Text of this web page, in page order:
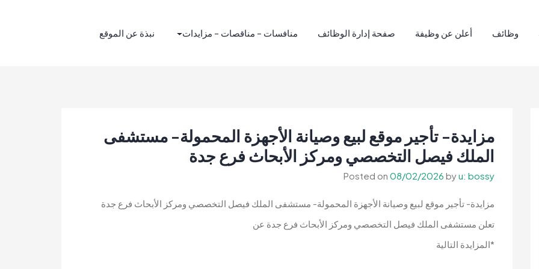
وظائف أعلن عن وظيفة صفحة إدارة الوظائف منافسات – مناقصات – مزايدات نبذة عن الموقع
مزايدة- تأجير موقع لبيع وصيانة الأجهزة المحمولة- مستشفى
الملك فيصل التخصصي ومركز الأبحاث فرع جدة
Posted on 08/02/2026 byu: bossy
مزايدة- تأجير موقع لبيع وصيانة الأجهزة المحمولة- مستشفى الملك فيصل التخصصي ومركز الأبحاث فرع جدة
تعلن مستشفى الملك فيصل التخصصي ومركز الأبحاث فرع جدة عن
*المزايدة التالية